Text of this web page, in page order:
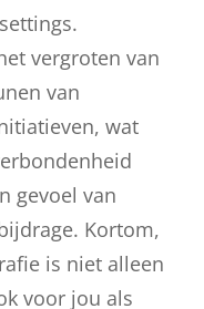
vergroten van
van
wat
gevoel van
Kortom,
is niet alleen
voor jou als